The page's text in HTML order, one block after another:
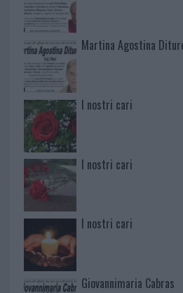
Martina Agostina
I nostri cari
I nostri cari
I nostri cari
Giovannimaria Cabras